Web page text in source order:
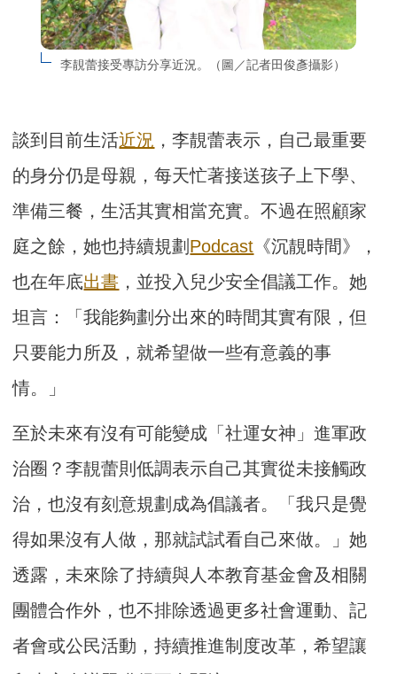
李靚蕾接受專訪分享近況。（圖／記者田俊彥攝影）
談到目前生活近況 ，李靚蕾表示，自己最重要
的身分仍是母親，每天忙著接送孩子上下學、
準備三餐，生活其實相當充實。不過在照顧家
庭之餘，她也持續規劃 Podcast 《沉靚時間》，
也在年底出書 ，並投入兒少安全倡議工作。她
坦言：「我能夠劃分出來的時間其實有限，但
只要能力所及，就希望做一些有意義的事
情。」
至於未來有沒有可能變成「社運女神」進軍政
治圈？李靚蕾則低調表示自己其實從未接觸政
治，也沒有刻意規劃成為倡議者。「我只是覺
得如果沒有人做，那就試試看自己來做。」她
透露，未來除了持續與人本教育基金會及相關
團體合作外，也不排除透過更多社會運動、記
者會或公民活動，持續推進制度改革，希望讓